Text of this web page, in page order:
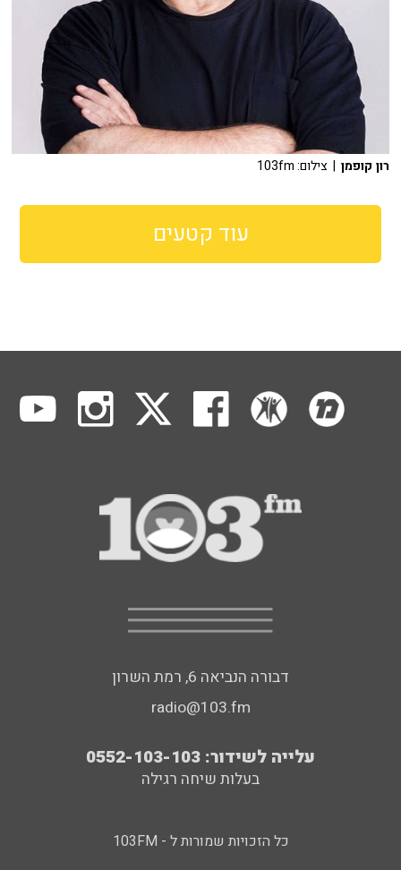
רון קופמן | צילום: 103fm
עוד קטעים
דבורה הנביאה 6, רמת השרון
radio@103.fm
עלייה לשידור: 0552-103-103
בעלות שיחה רגילה
כל הזכויות שמורות ל - 103FM